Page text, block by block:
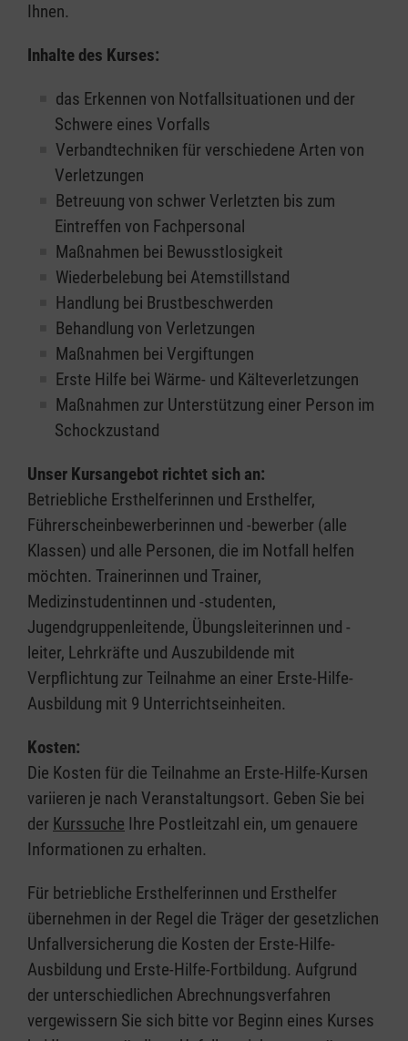
Ihnen.
Inhalte des Kurses:
das Erkennen von Notfallsituationen und der
Schwere eines Vorfalls
Verbandtechniken für verschiedene Arten von
Verletzungen
Betreuung von schwer Verletzten bis zum
Eintreffen von Fachpersonal
Maßnahmen bei Bewusstlosigkeit
Wiederbelebung bei Atemstillstand
Handlung bei Brustbeschwerden
Behandlung von Verletzungen
Maßnahmen bei Vergiftungen
Erste Hilfe bei Wärme- und Kälteverletzungen
Maßnahmen zur Unterstützung einer Person im
Schockzustand
Unser Kursangebot richtet sich an:
Betriebliche Ersthelferinnen und Ersthelfer,
Führerscheinbewerberinnen und -bewerber (alle
Klassen) und alle Personen, die im Notfall helfen
möchten. Trainerinnen und Trainer,
Medizinstudentinnen und -studenten,
Jugendgruppenleitende, Übungsleiterinnen und -
leiter, Lehrkräfte und Auszubildende mit
Verpflichtung zur Teilnahme an einer Erste-Hilfe-
Ausbildung mit 9 Unterrichtseinheiten.
Kosten:
Die Kosten für die Teilnahme an Erste-Hilfe-Kursen
variieren je nach Veranstaltungsort. Geben Sie bei
der Kurssuche Ihre Postleitzahl ein, um genauere
Informationen zu erhalten.
Für betriebliche Ersthelferinnen und Ersthelfer
übernehmen in der Regel die Träger der gesetzlichen
Unfallversicherung die Kosten der Erste-Hilfe-
Ausbildung und Erste-Hilfe-Fortbildung. Aufgrund
der unterschiedlichen Abrechnungsverfahren
vergewissern Sie sich bitte vor Beginn eines Kurses